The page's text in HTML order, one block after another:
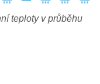
teploty v průběhu